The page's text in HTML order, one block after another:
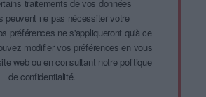
traitements de vos données
peuvent ne pas nécessiter votre
préférences ne s'appliqueront qu'à ce
modifier vos préférences en vous
web ou en consultant notre politique
de confidentialité.